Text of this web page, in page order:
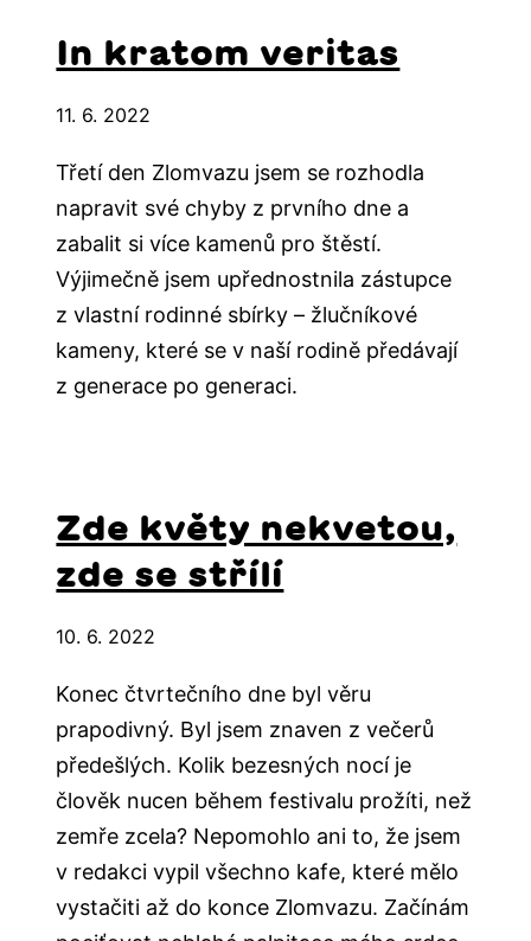
In kratom veritas
11. 6. 2022
Třetí den Zlomvazu jsem se rozhodla
napravit své chyby z prvního dne a
zabalit si více kamenů pro štěstí.
Výjimečně jsem upřednostnila zástupce
z vlastní rodinné sbírky – žlučníkové
kameny, které se v naší rodině předávají
z generace po generaci.
Zde květy nekvetou,
zde se střílí
10. 6. 2022
Konec čtvrtečního dne byl věru
prapodivný. Byl jsem znaven z večerů
předešlých. Kolik bezesných nocí je
člověk nucen během festivalu prožíti, než
zemře zcela? Nepomohlo ani to, že jsem
v redakci vypil všechno kafe, které mělo
vystačiti až do konce Zlomvazu. Začínám